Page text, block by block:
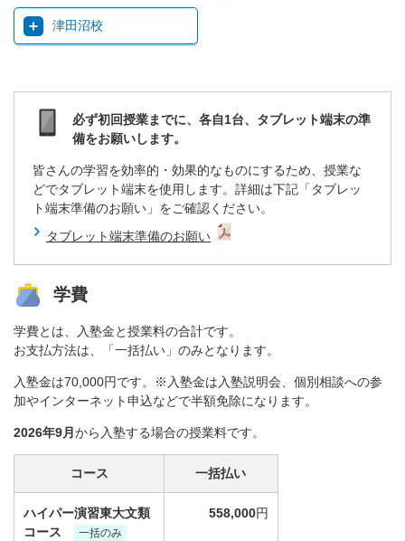
津田沼校
必ず初回授業までに、各自1台、タブレット端末の準
備をお願いします。
皆さんの学習を効率的・効果的なものにするため、授業な
どでタブレット端末を使用します。詳細は下記「タブレッ
ト端末準備のお願い」をご確認ください。
タブレット端末準備のお願い
学費
学費とは、入塾金と授業料の合計です。
お支払方法は、「一括払い」のみとなります。
入塾金は70,000円です。※入塾金は入塾説明会、個別相談への参
加やインターネット申込などで半額免除になります。
2026年9月 から入塾する場合の授業料です。
コース
ハイパー演習東大文類
コース
一括のみ
一括払い
558,000円